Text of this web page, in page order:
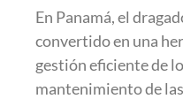
En Panamá, el
convertido en una
gestión eficiente de
mantenimiento de